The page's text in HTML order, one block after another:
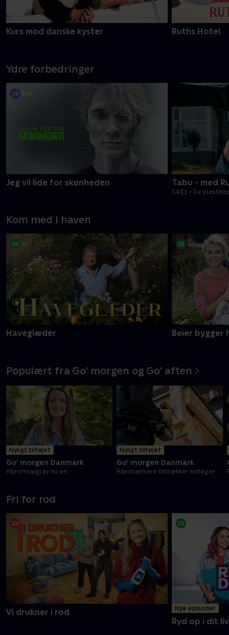
Kurs mod danske kyster Ruths Hotel
Ydre forbedringer
Jeg vil lide for skønheden Tabu - med
S4:E1 • De
Kom med i haven
Haveglæder Beier bygger
Populært fra Go' morgen og Go' aften
Nyligt tilføjet
Go' morgen Danmark
Fibromyalgi er nu en
Nyligt tilføjet
Go' morgen Danmark
Håndværkere tiltrækker kolleger
Fri for rod
Vi drukner i rod Nye episoder
Ryd op i dit liv